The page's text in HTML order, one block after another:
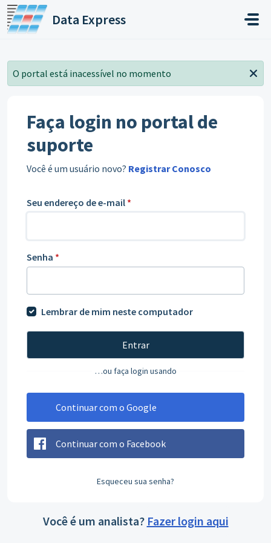
Ir para o conteúdo principal
Data Express
O portal está inacessível no momento
Faça login no portal de
suporte
Você é um usuário novo? Registrar Conosco
Seu endereço de e-mail *
Senha *
Lembrar de mim neste computador
Entrar
…ou faça login usando
Continuar com o Google
Continuar com o Facebook
Esqueceu sua senha?
Você é um analista? Fazer login aqui